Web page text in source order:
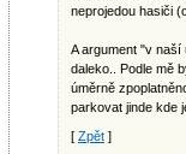
neprojedou hasiči
A argument "v naší
daleko.. Podle mě
úměrně
parkovat jinde kde
[ Zpět ]